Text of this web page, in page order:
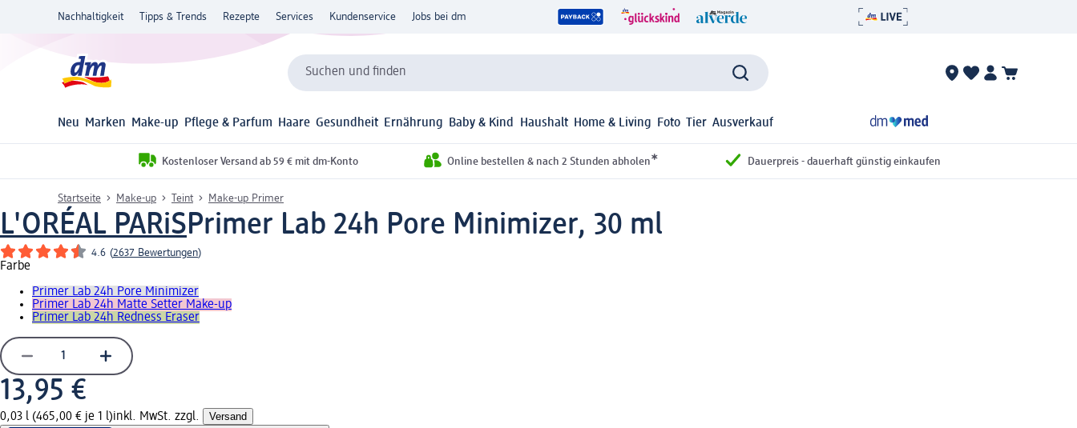
Nachhaltigkeit Tipps & Trends Rezepte Services Kundenservice Jobs bei dm
Suchen und finden
Neu Marken Make-up Pflege & Parfum Haare Gesundheit Ernährung Baby & Kind Haushalt Home & Living Foto Tier Ausverkauf
Kostenloser Versand ab 59 € mit dm-Konto Online bestellen & nach 2 Stunden abholen* Dauerpreis - dauerhaft günstig einkaufen
Startseite Make-up Teint Make-up Primer
L'ORÉAL PARiSPrimer Lab 24h Pore Minimizer, 30 ml
4.6 (2637 Bewertungen)
Farbe
Primer Lab 24h Pore Minimizer
Primer Lab 24h Matte Setter Make-up
Primer Lab 24h Redness Eraser
13,95 €
0,03 l (465,00 € je 1 l)inkl. MwSt. zzgl. Versand